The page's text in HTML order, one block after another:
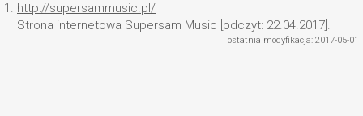
1. http://supersammusic.pl/
Strona internetowa Supersam Music [odczyt: 22.04.2017].
ostatnia modyfikacja: 2017-05-01